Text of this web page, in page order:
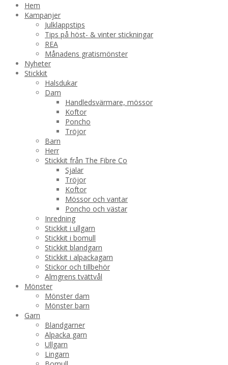
Hem
Kampanjer
Julklappstips
Tips på höst- & vinter stickningar
REA
Månadens gratismönster
Nyheter
Stickkit
Halsdukar
Dam
Handledsvärmare, mössor
Koftor
Poncho
Tröjor
Barn
Herr
Stickkit från The Fibre Co
Sjalar
Tröjor
Koftor
Mössor och vantar
Poncho och västar
Inredning
Stickkit i ullgarn
Stickkit i bomull
Stickkit blandgarn
Stickkit i alpackagarn
Stickor och tillbehör
Almgrens tvättvål
Mönster
Mönster dam
Mönster barn
Garn
Blandgarner
Alpacka garn
Ullgarn
Lingarn